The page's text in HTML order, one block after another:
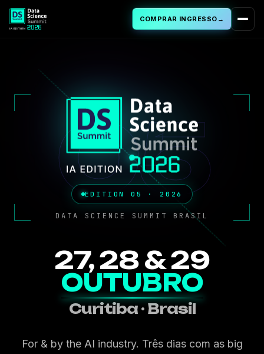
COMPRAR INGRESSO →
PROGRAMA
Programação
Palestras Aprovadas
Cursos & Workshops
Cases de IA
SOBRE O EVENTO
05
EDITION 05 · 2026
DATA SCIENCE SUMMIT BRASIL
27, 28 & 29
OUTUBRO
Curitiba · Brasil
For & by the AI industry. Três dias com as big